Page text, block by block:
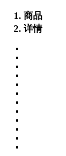
商品
详情